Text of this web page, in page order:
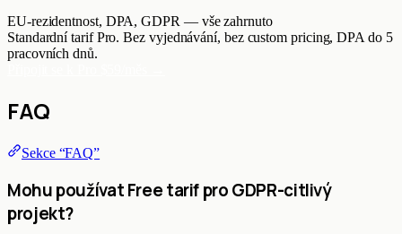
EU-rezidentnost, DPA, GDPR — vše zahrnuto
Standardní tarif Pro. Bez vyjednávání, bez custom pricing, DPA do 5
pracovních dnů.
FAQ
Sekce “FAQ”
Mohu používat Free tarif pro GDPR-citlivý
projekt?